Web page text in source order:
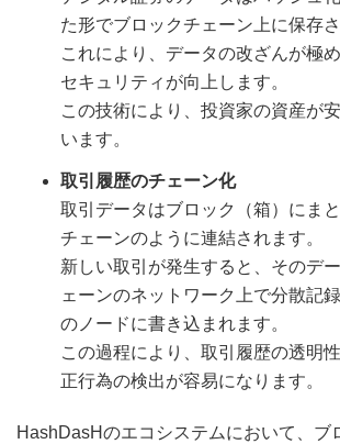
た形でブロックチェーン上に保存さ
これにより、データの改ざんが極
セキュリティが向上します。
この技術により、投資家の資産が
います。
取引履歴のチェーン化
取引データはブロック（箱）にま
チェーンのように連結されます。
新しい取引が発生すると、そのデ
ェーンのネットワーク上で分散記
のノードに書き込まれます。
この過程により、取引履歴の透明
正行為の検出が容易になります。
HashDasHのエコシステムにおいて、ブ